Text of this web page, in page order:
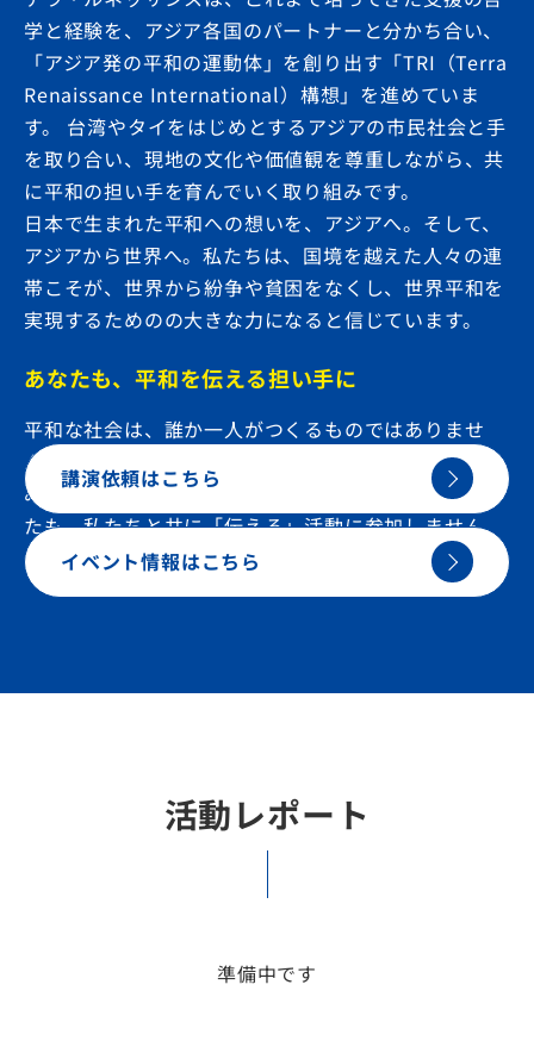
学と経験を、アジア各国のパートナーと分かち合い、
「アジア発の平和の運動体」を創り出す「TRI（Terra
Renaissance International）構想」を進めていま
す。
台湾やタイをはじめとするアジアの市民社会と手
を取り合い、現地の文化や価値観を尊重しながら、共
に平和の担い手を育んでいく取り組みです。
日本で生まれた平和への想いを、アジアへ。そして、
アジアから世界へ。私たちは、国境を越えた人々の連
帯こそが、世界から紛争や貧困をなくし、世界平和を
実現するためのの大きな力になると信じています。
あなたも、平和を伝える担い手に
平和な社会は、誰か一人がつくるものではありませ
ん。
一人ひとりが課題を知り、考え、小さな一歩を踏
み出すことで、世界は着実に変わっていきます。あな
たも、私たちと共に「伝える」活動に参加しません
か。
講演依頼はこちら
イベント情報はこちら
活動レポート
準備中です